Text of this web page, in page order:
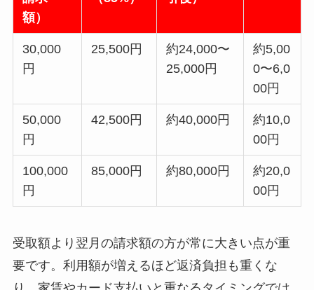
額）
30,000
円
25,500円
約24,000〜
25,000円
約5,00
0〜6,0
00円
50,000
円
42,500円 約40,000円
約10,0
00円
100,000
円
85,000円 約80,000円
約20,0
00円
受取額より翌月の請求額の方が常に大きい点が重
要です。利用額が増えるほど返済負担も重くな